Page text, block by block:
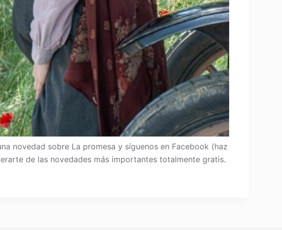
novedad sobre La promesa y síguenos en Facebook (haz
de las novedades más importantes totalmente gratis.